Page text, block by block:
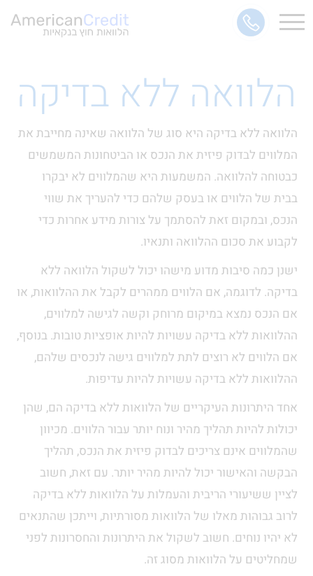
הלוואה ללא בדיקה
הלוואה ללא בדיקה היא סוג של הלוואה שאינה מחייבת את
המלווים לבדוק פיזית את הנכס או הביטחונות המשמשים
כבטוחה להלוואה. המשמעות היא שהמלווים לא יבקרו
בבית של הלווים או בעסק שלהם כדי להעריך את שווי
הנכס, ובמקום זאת להסתמך על צורות מידע אחרות כדי
לקבוע את סכום ההלוואה ותנאיו.
ישנן כמה סיבות מדוע מישהו יכול לשקול הלוואה ללא
בדיקה. לדוגמה, אם הלווים ממהרים לקבל את ההלוואות, או
אם הנכס נמצא במיקום מרוחק וקשה לגישה למלווים,
ההלוואות ללא בדיקה עשויות להיות אופציות טובות. בנוסף,
אם הלווים לא רוצים לתת למלווים גישה לנכסים שלהם,
ההלוואות ללא בדיקה עשויות להיות עדיפות.
אחד היתרונות העיקריים של הלוואות ללא בדיקה הם, שהן
יכולות להיות תהליך מהיר ונוח יותר עבור הלווים. מכיוון
שהמלווים אינם צריכים לבדוק פיזית את הנכס, תהליך
הבקשה והאישור יכול להיות מהיר יותר. עם זאת, חשוב
לציין ששיעורי הריבית והעמלות על הלוואות ללא בדיקה
לרוב גבוהות מאלו של הלוואות מסורתיות, וייתכן שהתנאים
לא יהיו נוחים. חשוב לשקול את היתרונות והחסרונות לפני
שמחליטים על הלוואות מסוג זה.